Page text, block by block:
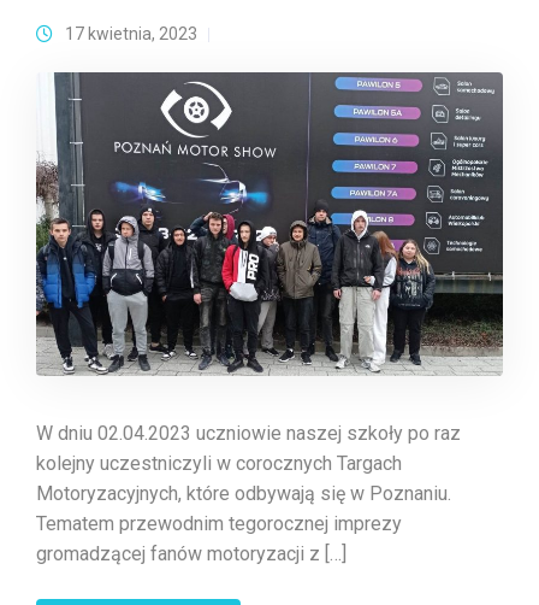
17 kwietnia, 2023
W dniu 02.04.2023 uczniowie naszej szkoły po raz
kolejny uczestniczyli w corocznych Targach
Motoryzacyjnych, które odbywają się w Poznaniu.
Tematem przewodnim tegorocznej imprezy
gromadzącej fanów motoryzacji z […]